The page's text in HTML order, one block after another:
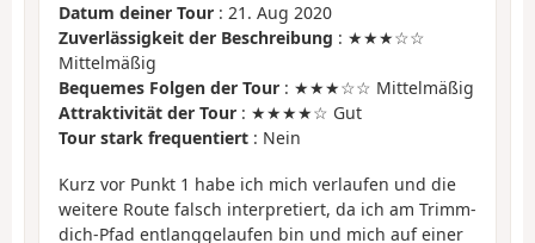
Datum deiner Tour : 21. Aug 2020
Zuverlässigkeit der Beschreibung : ★★★☆☆
Mittelmäßig
Bequemes Folgen der Tour : ★★★☆☆ Mittelmäßig
Attraktivität der Tour : ★★★★☆ Gut
Tour stark frequentiert : Nein
Kurz vor Punkt 1 habe ich mich verlaufen und die
weitere Route falsch interpretiert, da ich am Trimm-
dich-Pfad entlanggelaufen bin und mich auf einer